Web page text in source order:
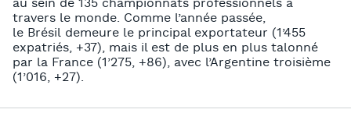
au sein de 135 championnats professionnels à
travers le monde. Comme l’année passée,
le Brésil demeure le principal exportateur (1’455
expatriés, +37), mais il est de plus en plus talonné
par la France (1’275, +86), avec l’Argentine troisième
(1’016, +27).